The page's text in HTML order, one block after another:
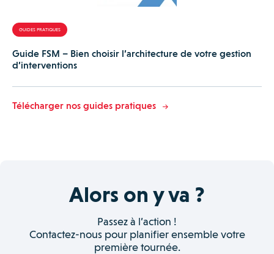
GUIDES PRATIQUES
Guide FSM – Bien choisir l’architecture de votre gestion
d’interventions
Télécharger nos guides pratiques
Alors on y va ?
Passez à l’action !
Contactez-nous pour planifier ensemble votre
première tournée.